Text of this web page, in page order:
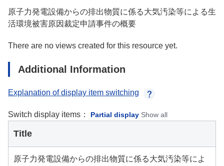
原子力発電設備からの排出物質に係る大気汚染等による生
活環境被害原因裁定申請事件の概要
There are no views created for this resource yet.
Additional Information
Explanation of display item switching
Switch display items： Partial display Show all
Title
原子力発電設備からの排出物質に係る大気汚染等によ